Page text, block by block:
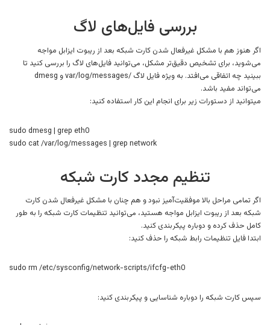
بررسی فایل‌های لاگ
اگر هنوز هم با مشکل غیرفعال شدن کارت شبکه بعد از ریبوت ایزابل مواجه
می‌شوید، برای تشخیص دقیق‌تر مشکل، می‌توانید فایل‌های لاگ را بررسی کنید تا
ببینید چه اتفاقی می‌افتد. به ویژه فایل لاگ /var/log/messages و dmesg
می‌تواند مفید باشد.
میتوانید از دستورات زیر برای انجام این کار استفاده کنید:
sudo dmesg | grep eth0
sudo cat /var/log/messages | grep network
تنظیم مجدد کارت شبکه
اگر تمامی مراحل بالا موفقیت‌آمیز نبود و هم چنان با مشکل غیرفعال شدن کارت
شبکه بعد از ریبوت ایزابل مواجه هستید، می‌توانید تنظیمات کارت شبکه را به طور
کامل حذف کرده و دوباره پیکربندی کنید.
ابتدا فایل تنظیمات رابط شبکه را حذف کنید:
sudo rm /etc/sysconfig/network-scripts/ifcfg-eth0
سپس کارت شبکه را دوباره شناسایی و پیکربندی کنید: